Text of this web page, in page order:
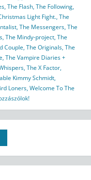
,The Flash,The Following,
Light Fight.,The
,The Messengers,The
,The Mindy-project,The
Couple,The Originals,The
,The Vampire Diaries +
,The X Factor,
Kimmy Schmidt,
Loners,Welcome To The